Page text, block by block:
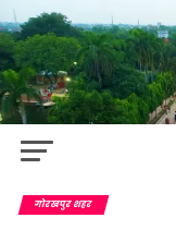
गोरखपुर शहर